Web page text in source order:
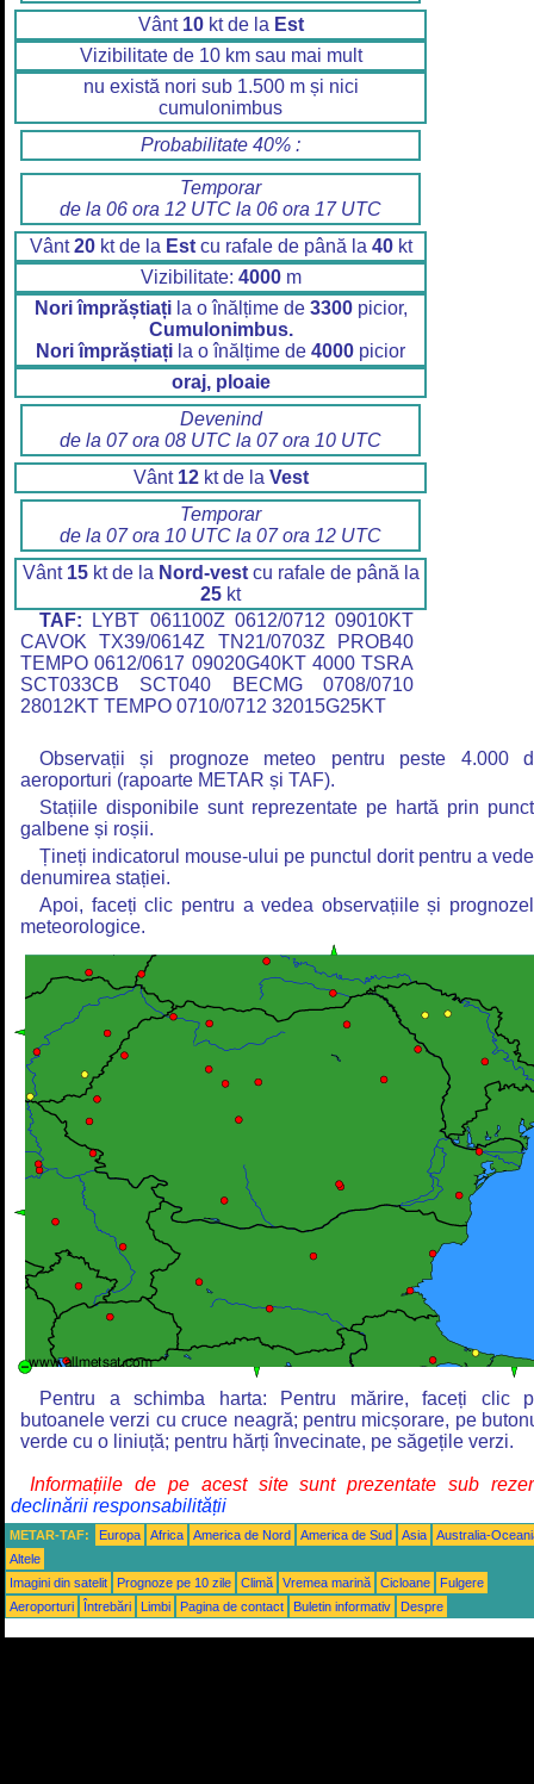
Vânt 10kt de la Est
Vizibilitate de 10 km sau mai mult
nu există nori sub 1.500 m și nici
cumulonimbus
Probabilitate 40% :
Temporar
de la 06 ora 12 UTC la 06 ora 17 UTC
Vânt20kt de la Estcu rafale de până la 40kt
Vizibilitate: 4000m
Nori împrăștiațila o înălțime de 3300picior,
Cumulonimbus.
Nori împrăștiați la o înălțime de 4000 picior
oraj, ploaie
Devenind
de la 07 ora 08 UTC la 07 ora 10 UTC
Vânt 12kt de la Vest
Temporar
de la 07 ora 10 UTC la 07 ora 12 UTC
Vânt 15kt de la Nord-vestcu rafale de până la
25 kt
TAF: LYBT 061100Z 0612/0712 09010KT
CAVOK TX39/0614Z TN21/0703Z PROB40
TEMPO 0612/0617 09020G40KT 4000 TSRA
SCT033CB SCT040 BECMG 0708/0710
28012KT TEMPO 0710/0712 32015G25KT
Observații și prognoze meteo pentru peste 4.000
aeroporturi (rapoarte METAR și TAF).
Stațiile disponibile sunt reprezentate pe hartă prin
galbene și roșii.
Țineți indicatorul mouse-ului pe punctul dorit pentru a
denumirea stației.
Apoi, faceți clic pentru a vedea observațiile și
meteorologice.
Pentru a schimba harta: Pentru mărire, faceți clic
butoanele verzi cu cruce neagră; pentru micșorare, pe
verde cu o liniuță; pentru hărți învecinate, pe săgețile verzi.
Informațiile de pe acest site sunt prezentate sub
declinării responsabilității
METAR-TAF: Europa Africa America de Nord America de Sud Asia
Australia-
Altele
Imagini din satelit
Prognoze pe 10 zile Climă Vremea marină Cicloane
Fulgere
Aeroporturi
Întrebări Limbi Pagina de contact Buletin informativ Despre